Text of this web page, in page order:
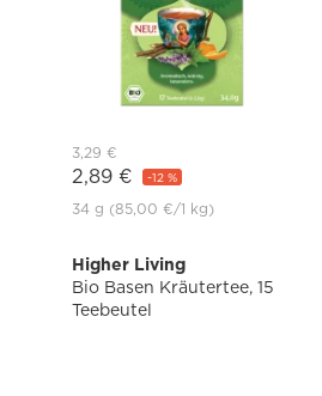
3,29 €
2,89 € -12 %
34 g (85,00 €/1 kg)
Higher Living
Bio Basen Kräutertee, 15
Teebeutel